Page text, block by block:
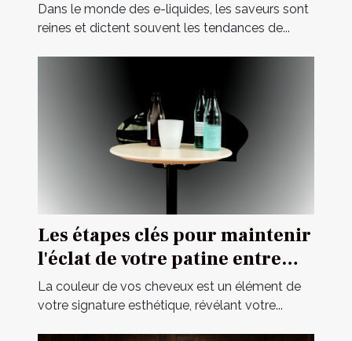
Dans le monde des e-liquides, les saveurs sont
reines et dictent souvent les tendances de...
Les étapes clés pour maintenir
l'éclat de votre patine entre
deux visites chez le coiffeur
La couleur de vos cheveux est un élément de
votre signature esthétique, révélant votre...